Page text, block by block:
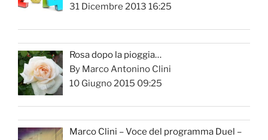
31 Dicembre 2013 16:25
Rosa dopo la pioggia…
By Marco Antonino Clini
10 Giugno 2015 09:25
Marco Clini – Voce del programma Duel –